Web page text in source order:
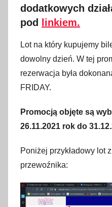
d
a
2
0
2
dodatkowych
pod
linkiem.
Lot na który kupujemy
dowolny dzień. W tej
rezerwacja była
FRIDAY.
Promocją objęte są
26.11.2021 rok do
Poniżej przykładowy lot
przewoźnika: